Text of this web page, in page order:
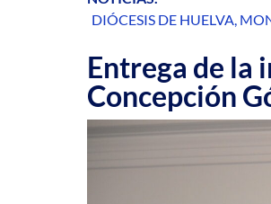
DIÓCESIS DE HUELVA,
Entrega de la
Concepción